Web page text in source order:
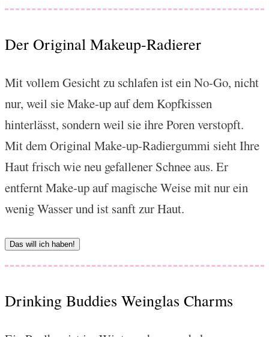
Der Original Makeup-Radierer
Mit vollem Gesicht zu schlafen ist ein No-Go, nicht
nur, weil sie Make-up auf dem Kopfkissen
hinterlässt, sondern weil sie ihre Poren verstopft.
Mit dem Original Make-up-Radiergummi sieht Ihre
Haut frisch wie neu gefallener Schnee aus. Er
entfernt Make-up auf magische Weise mit nur ein
wenig Wasser und ist sanft zur Haut.
Das will ich haben!
Drinking Buddies Weinglas Charms